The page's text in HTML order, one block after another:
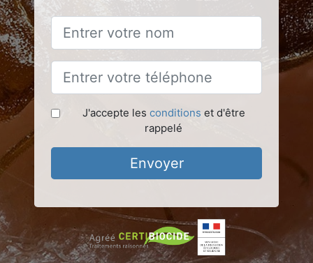
J'accepte les conditions et d'être
rappelé
Envoyer